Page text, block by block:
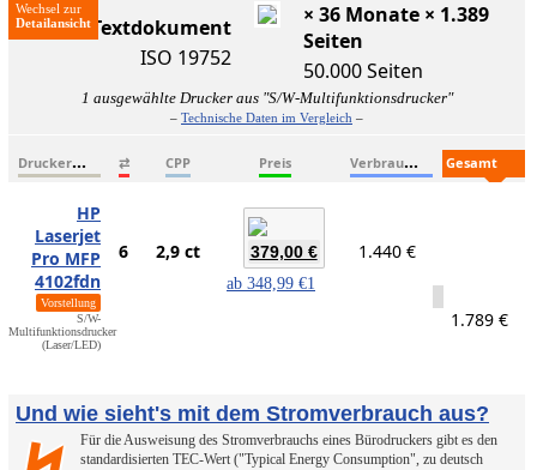
Wechsel zur
ISO-Textdokument
ISO 19752
× 36 Monate × 1.389
Seiten
50.000 Seiten
1 ausgewählte Drucker aus "S/W-Multifunktionsdrucker"
– Technische Daten im Vergleich –
D
ruckername ⇄ CPP Preis V
erbrauchsmaterialien
HP
Laserjet
Pro MFP
4102fdn
Vorstellung
S/W-
Multifunktionsdrucker
(Laser/LED)
6 2,9 ct 379,00 €
ab 348,99 €1
1.440 €
1.789 €
Und wie sieht's mit dem Stromverbrauch aus?
Für die Ausweisung des Stromverbrauchs eines Bürodruckers gibt es den
standardisierten TEC-Wert ("Typical Energy Consumption", zu deutsch